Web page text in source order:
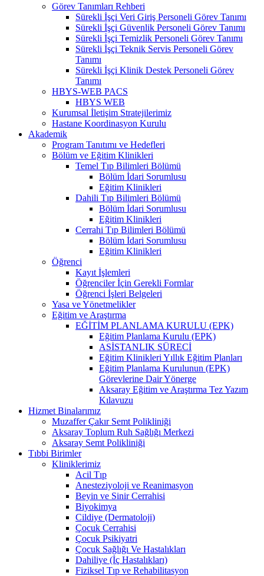
Görev Tanımları Rehberi
Sürekli İşçi Veri Giriş Personeli Görev Tanımı
Sürekli İşçi Güvenlik Personeli Görev Tanımı
Sürekli İşçi Temizlik Personeli Görev Tanımı
Sürekli İşçi Teknik Servis Personeli Görev
Tanımı
Sürekli İşçi Klinik Destek Personeli Görev
Tanımı
HBYS-WEB PACS
HBYS WEB
Kurumsal İletişim Stratejilerimiz
Hastane Koordinasyon Kurulu
Akademik
Program Tanıtımı ve Hedefleri
Bölüm ve Eğitim Klinikleri
Temel Tıp Bilimleri Bölümü
Bölüm İdari Sorumlusu
Eğitim Klinikleri
Dahili Tıp Bilimleri Bölümü
Bölüm İdari Sorumlusu
Eğitim Klinikleri
Cerrahi Tıp Bilimleri Bölümü
Bölüm İdari Sorumlusu
Eğitim Klinikleri
Öğrenci
Kayıt İşlemleri
Öğrenciler İçin Gerekli Formlar
Öğrenci İşleri Belgeleri
Yasa ve Yönetmelikler
Eğitim ve Araştırma
EĞİTİM PLANLAMA KURULU (EPK)
Eğitim Planlama Kurulu (EPK)
ASİSTANLIK SÜRECİ
Eğitim Klinikleri Yıllık Eğitim Planları
Eğitim Planlama Kurulunun (EPK)
Görevlerine Dair Yönerge
Aksaray Eğitim ve Araştırma Tez Yazım
Kılavuzu
Hizmet Binalarımız
Muzaffer Çakır Semt Polikliniği
Aksaray Toplum Ruh Sağlığı Merkezi
Aksaray Semt Polikliniği
Tıbbi Birimler
Kliniklerimiz
Acil Tıp
Anesteziyoloji ve Reanimasyon
Beyin ve Sinir Cerrahisi
Biyokimya
Cildiye (Dermatoloji)
Çocuk Cerrahisi
Çocuk Psikiyatri
Çocuk Sağlığı Ve Hastalıkları
Dahiliye (İç Hastalıkları)
Fiziksel Tıp ve Rehabilitasyon